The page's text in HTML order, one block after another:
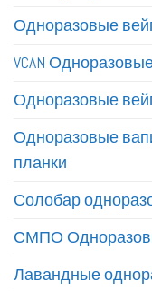
Одноразовые
VCAN
Одноразовые
Одноразовые
планки
Солобар
СМПО
Лавандные